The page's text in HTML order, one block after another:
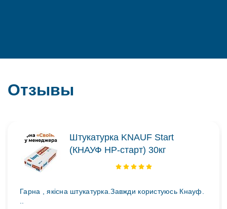
Отзывы
Штукатурка KNAUF Start
(КНАУФ НР-старт) 30кг
Гарна , якісна штукатурка.Завжди користуюсь Кнауф.
..